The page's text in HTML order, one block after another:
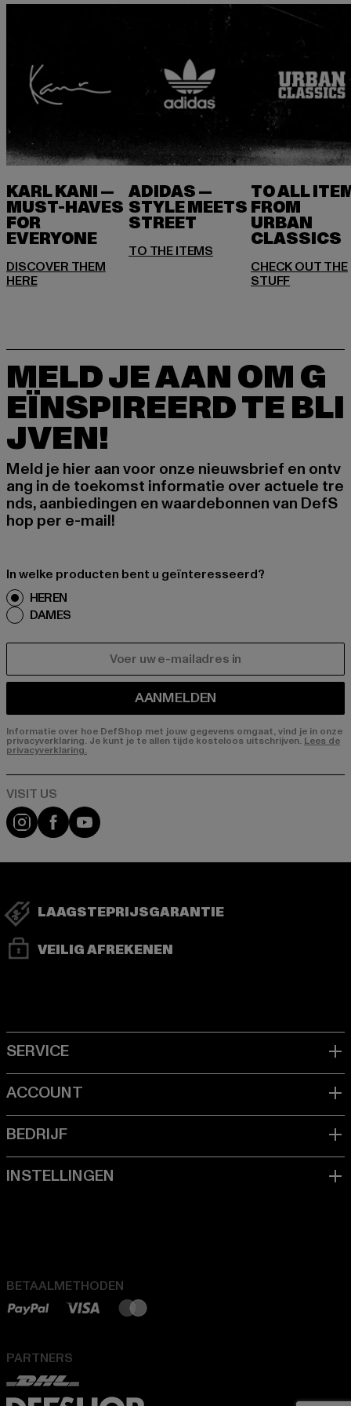
KARL KANI —
MUST-HAVES
FOR
EVERYONE
DISCOVER THEM
HERE
ADIDAS —
STYLE MEETS
STREET
TO ALL
FROM
URBAN
CHECK OUT THE
MELD JE AAN OM G
EÏNSPIREERD TE BLI
JVEN!
Meld je hier aan voor onze nieuwsbrief en ontv
ang in de toekomst informatie over actuele tre
nds, aanbiedingen en waardebonnen van DefS
hop per e-mail!
In welke producten bent u geïnteresseerd?
HEREN
DAMES
AANMELDEN
Informatie over hoe DefShop met jouw gegevens omgaat, vind je in onze
privacyverklaring. Je kunt je te allen tijde kosteloos uitschrijven. Lees de
privacyverklaring.
Visit our Instagram page:
Visit our Facebook page:
Visit our YouTube channel:
LAAGSTEPRIJSGARANTIE
VEILIG AFREKENEN
BETAALMETHODEN
PARTNERS